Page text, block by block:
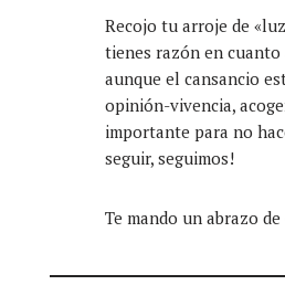
Recojo tu arroje de
tienes razón en
aunque el cansancio
opinión-vivencia,
importante para no
seguir, seguimos!
Te mando un abrazo de